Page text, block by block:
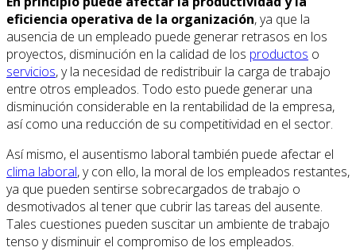
eficiencia operativa de la organización, ya que la
ausencia de un empleado puede generar retrasos en los
proyectos, disminución en la calidad de los productos o
servicios, y la necesidad de redistribuir la carga de trabajo
entre otros empleados. Todo esto puede generar una
disminución considerable en la rentabilidad de la empresa,
así como una reducción de su competitividad en el sector.
Así mismo, el ausentismo laboral también puede afectar el
clima laboral, y con ello, la moral de los empleados restantes,
ya que pueden sentirse sobrecargados de trabajo o
desmotivados al tener que cubrir las tareas del ausente.
Tales cuestiones pueden suscitar un ambiente de trabajo
tenso y disminuir el compromiso de los empleados.